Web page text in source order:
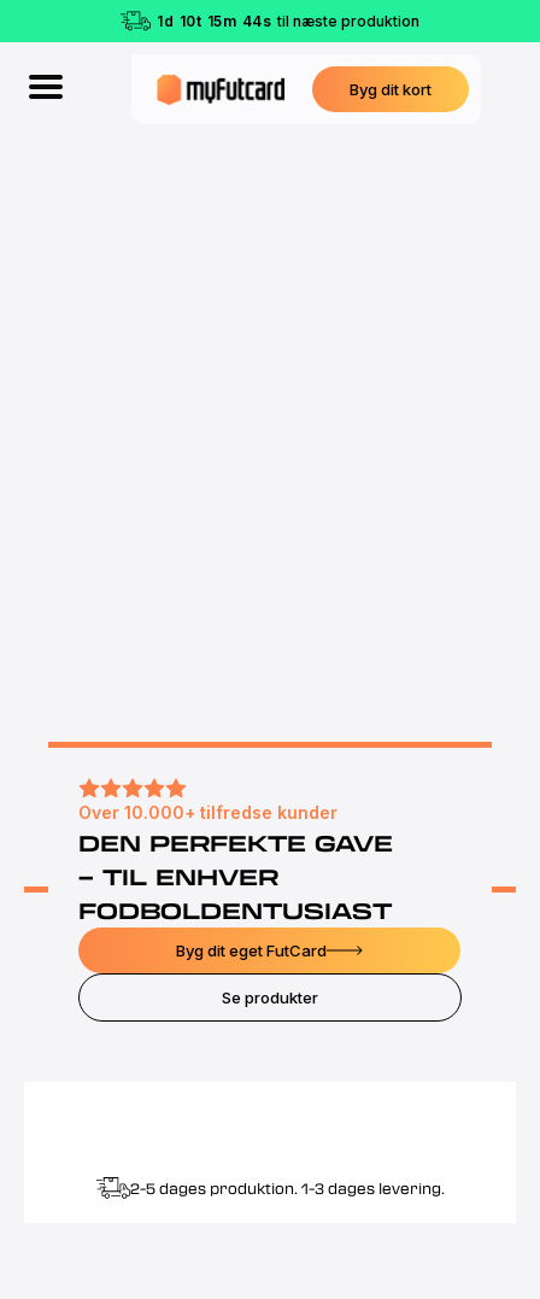
1d 10t 15m 43s til næste produktion
Byg dit kort
Over 10.000+ tilfredse kunder
DEN PERFEKTE GAVE
– TIL ENHVER
FODBOLDENTUSIAST
Byg dit eget FutCard
Se produkter
2-5 dages produktion. 1-3 dages levering.